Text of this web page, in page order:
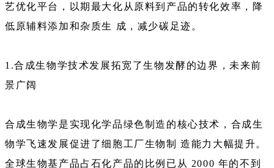
艺优化平台，以期最大化从原料到产品的转化效率，降
低原辅料添加和杂质生 成，减少碳足迹。
1.合成生物学技术发展拓宽了生物发酵的边界，未来前
景广阔
合成生物学是实现化学品绿色制造的核心技术，合成生
物学飞速发展促进了细胞工厂生物制 造能力大幅提升。
全球生物基产品占石化产品的比例已从 2000 年的不到